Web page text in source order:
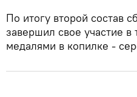
По итогу второй состав
завершил свое участие в
медалями в копилке -